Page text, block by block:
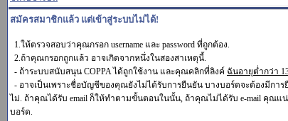
สมัครสมาชิกแล้ว แต่เข้าสู่ระบบไม่ได้!
1.ให้ตรวจสอบว่าคุณกรอก username และ password ที่ถูกต้อง.
2.ถ้าคุณกรอกถูกแล้ว อาจเกิดจากหนึ่งในสองสาเหตุนี้.
- ถ้าระบบสนับสนุน COPPA ได้ถูกใช้งาน และคุณคลิกที่ลิงค์ ฉันอายุต่ำกว่า
- อาจเป็นเพราะชื่อบัญชีของคุณยังไม่ได้รับการยืนยัน บางบอร์ดจะต้องมีกา
ไม่. ถ้าคุณได้รับ email ก็ให้ทำตามขั้นตอนในนั้น, ถ้าคุณไม่ได้รับ e-mail คุณแ
บอร์ด.